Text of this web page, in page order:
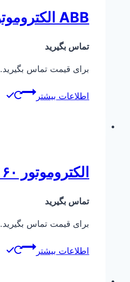
ABB الکتروموتور
تماس بگیرید
برای قیمت تماس بگیرید.
اطلاعات بیشتر
الکتروموتور ۱۶۰ کیلووات ABB
تماس بگیرید
برای قیمت تماس بگیرید.
اطلاعات بیشتر